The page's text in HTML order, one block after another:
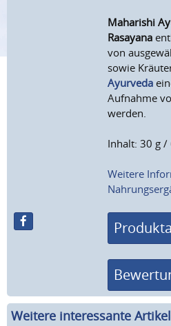
Maharishi
Rasayana
von
sowie
Ayurveda
Aufnahme
werden.
Inhalt: 30 g /
Weitere
Weitere interessante